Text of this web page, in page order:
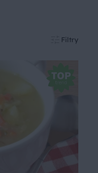
Filtry